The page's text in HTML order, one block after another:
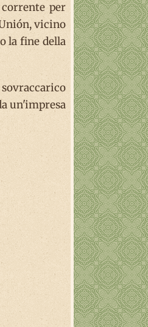
per
vicino
la fine della
un'impresa